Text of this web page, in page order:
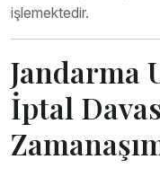
işlemektedir.
Jandarma
İptal